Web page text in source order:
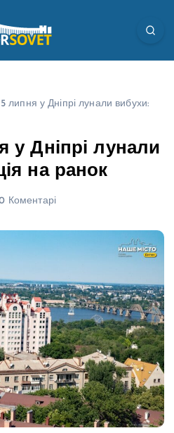
липня у Дніпрі лунали вибухи:
у Дніпрі лунали
на ранок
Коментарі